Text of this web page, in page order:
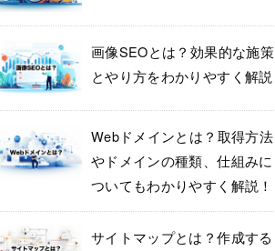
画像SEOとは？効果的な施策
とやり方をわかりやすく解説
Webドメインとは？取得方法
やドメインの種類、仕組みに
ついてもわかりやすく解説！
サイトマップとは？作成する